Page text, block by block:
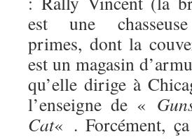
est une
primes, dont la
est un magasin
qu’elle dirige à
l’enseigne de «
Cat« . Forcément,